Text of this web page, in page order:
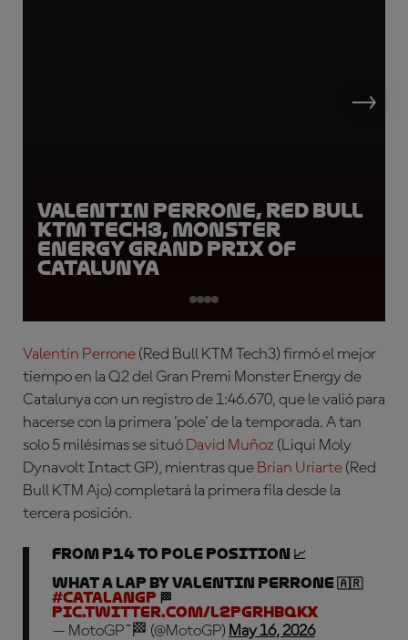
Valentin Perrone, Red Bull
KTM Tech3, Monster
Energy Grand Prix of
Catalunya
Valentín Perrone (Red Bull KTM Tech3) firmó el mejor
tiempo en la Q2 del Gran Premi Monster Energy de
Catalunya con un registro de 1:46.670, que le valió para
hacerse con la primera 'pole' de la temporada. A tan
solo 5 milésimas se situó David Muñoz (Liqui Moly
Dynavolt Intact GP), mientras que Brian Uriarte (Red
Bull KTM Ajo) completará la primera fila desde la
tercera posición.
From P14 to POLE POSITION 📈
What a lap by Valentin Perrone 🇦🇷
#CatalanGP 🏁
pic.twitter.com/l2PgrHBqkX
— MotoGP™🏁 (@MotoGP) May 16, 2026